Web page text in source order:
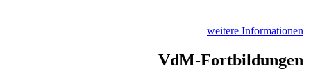
weitere Informationen
VdM-Fortbildungen